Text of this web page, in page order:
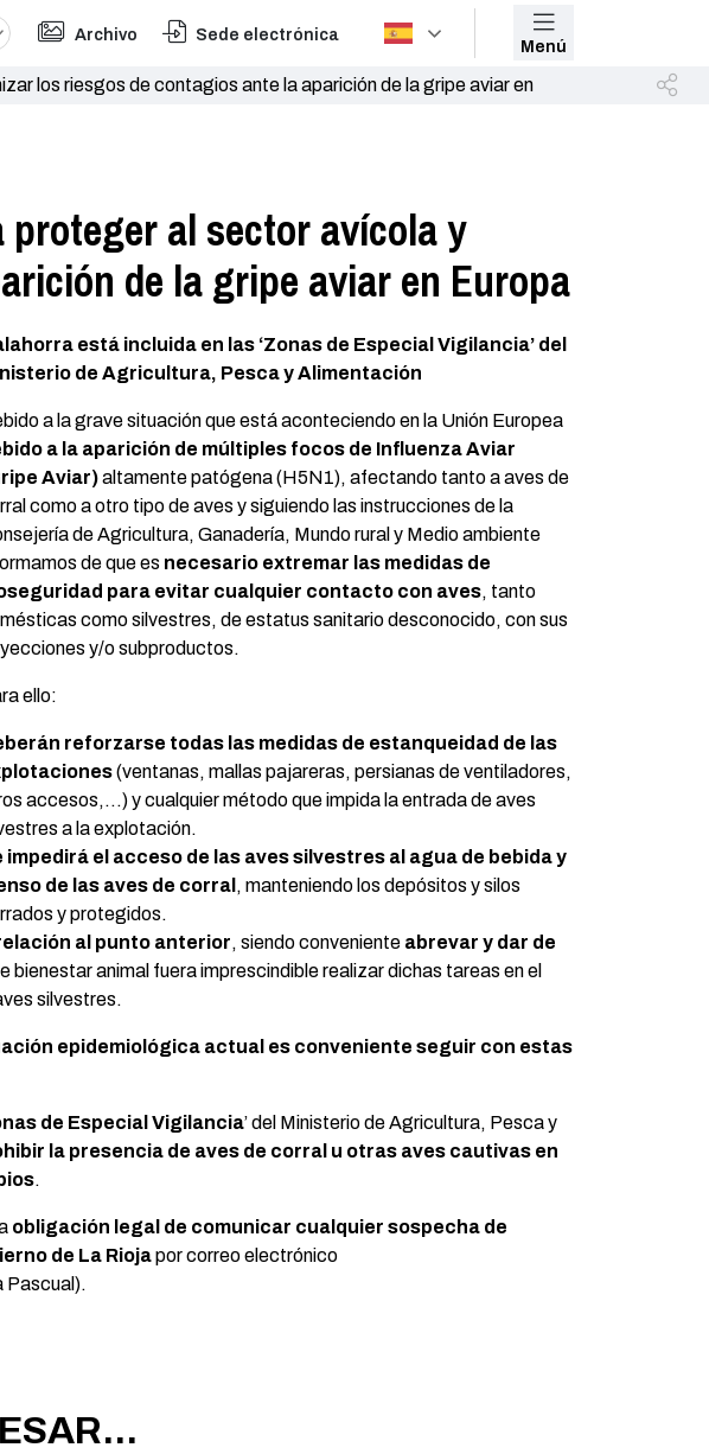
Archivo Sede electrónica
Menú
los riesgos de contagios ante la aparición de la gripe aviar en
al sector avícola y
de la gripe aviar en Europa
está incluida en las ‘Zonas de Especial Vigilancia’ del
de Agricultura, Pesca y Alimentación
a la grave situación que está aconteciendo en la Unión Europea
a la aparición de múltiples focos de Influenza Aviar
Aviar)altamente patógena (H5N1), afectando tanto a aves de
como a otro tipo de aves y siguiendo las instrucciones de la
de Agricultura, Ganadería, Mundo rural y Medio ambiente
de que es necesario extremar las medidas de
para evitar cualquier contacto con aves, tanto
como silvestres, de estatus sanitario desconocido, con sus
y/o subproductos.
ello:
reforzarse todas las medidas de estanqueidad de las
(ventanas, mallas pajareras, persianas de ventiladores,
accesos,…) y cualquier método que impida la entrada de aves
a la explotación.
impedirá el acceso de las aves silvestres al agua de bebida y
de las aves de corral , manteniendo los depósitos y silos
y protegidos.
al punto anterior, siendo conveniente abrevar y dar de
bienestar animal fuera imprescindible realizar dichas tareas en el
silvestres.
epidemiológica actual es conveniente seguir con estas
de Especial Vigilancia’ del Ministerio de Agricultura, Pesca y
la presencia de aves de corral u otras aves cautivas en
.
obligación legal de comunicar cualquier sospecha de
de La Riojapor correo electrónico
Pascual).